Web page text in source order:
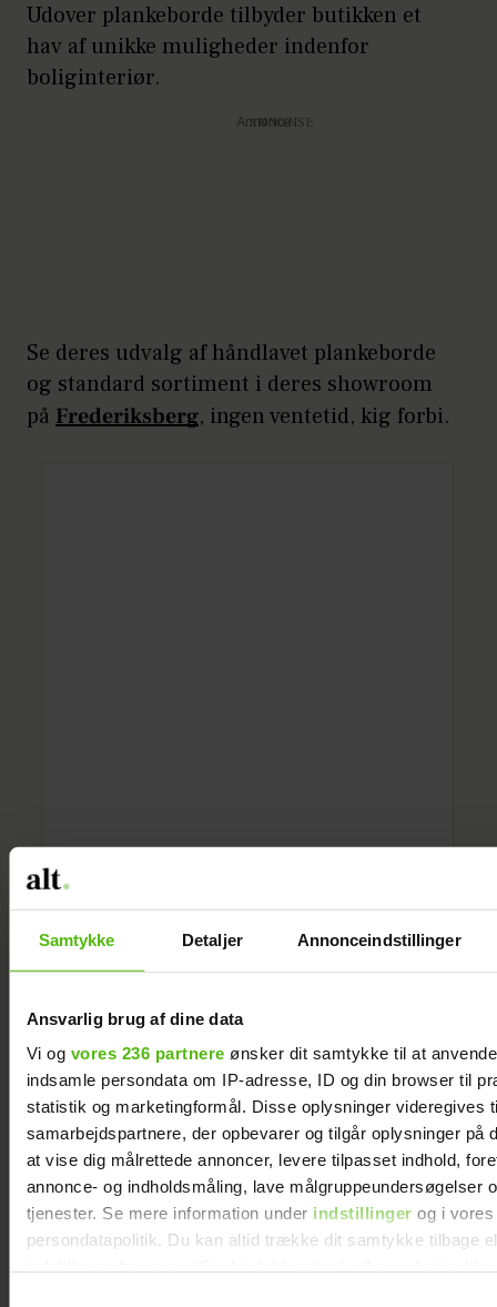
Samtykke Detaljer Annonceindstillinger
Ansvarlig brug af dine data
Vi og vores 236 partnere ønsker dit samtykke til at
indsamle persondata om IP-adresse, ID og din browser til
statistik og marketingformål. Disse oplysninger videregives
samarbejdspartnere, der opbevarer og tilgår oplysninger på
at vise dig målrettede annoncer, levere tilpasset indhold,
annonce- og indholdsmåling, lave målgruppeundersøgelser
tjenester. Se mere information under indstillinger og i vores
persondatapolitik. Du kan altid trække dit samtykke tilbage
Udover plankeborde tilbyder butikken et
hav af unikke muligheder indenfor
boliginteriør.
Annonce
Se deres udvalg af håndlavet plankeborde
og standard sortiment i deres showroom
på Frederiksberg, ingen ventetid, kig forbi.